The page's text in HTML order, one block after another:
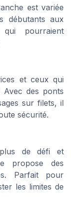
est variée
débutants aux
pourraient
et ceux qui
Avec des ponts
sur filets, il
sécurité.
de défi et
propose des
Parfait pour
les limites de